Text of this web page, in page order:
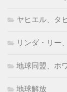
ヤヒエル、タ
リンダ・リー
地球同盟、ホ
地球解放